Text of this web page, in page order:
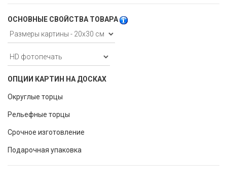
ОСНОВНЫЕ СВОЙСТВА ТОВАРА
ОПЦИИ КАРТИН НА ДОСКАХ
Округлые торцы
Рельефные торцы
Срочное изготовление
Подарочная упаковка